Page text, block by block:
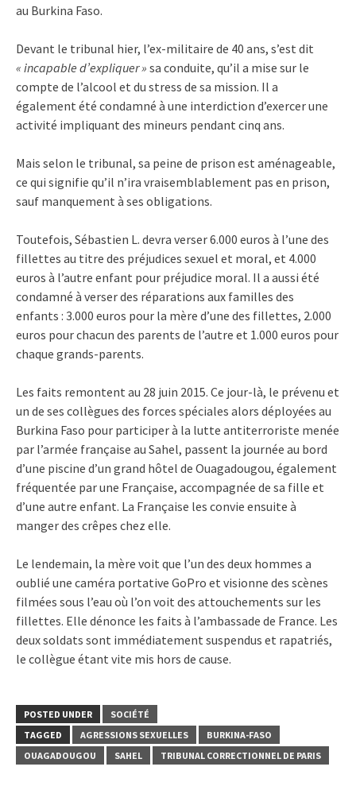
au Burkina Faso.
Devant le tribunal hier, l’ex-militaire de 40 ans, s’est dit
« incapable d’expliquer » sa conduite, qu’il a mise sur le
compte de l’alcool et du stress de sa mission. Il a
également été condamné à une interdiction d’exercer une
activité impliquant des mineurs pendant cinq ans.
Mais selon le tribunal, sa peine de prison est aménageable,
ce qui signifie qu’il n’ira vraisemblablement pas en prison,
sauf manquement à ses obligations.
Toutefois, Sébastien L. devra verser 6.000 euros à l’une des
fillettes au titre des préjudices sexuel et moral, et 4.000
euros à l’autre enfant pour préjudice moral. Il a aussi été
condamné à verser des réparations aux familles des
enfants : 3.000 euros pour la mère d’une des fillettes, 2.000
euros pour chacun des parents de l’autre et 1.000 euros pour
chaque grands-parents.
Les faits remontent au 28 juin 2015. Ce jour-là, le prévenu et
un de ses collègues des forces spéciales alors déployées au
Burkina Faso pour participer à la lutte antiterroriste menée
par l’armée française au Sahel, passent la journée au bord
d’une piscine d’un grand hôtel de Ouagadougou, également
fréquentée par une Française, accompagnée de sa fille et
d’une autre enfant. La Française les convie ensuite à
manger des crêpes chez elle.
Le lendemain, la mère voit que l’un des deux hommes a
oublié une caméra portative GoPro et visionne des scènes
filmées sous l’eau où l’on voit des attouchements sur les
fillettes. Elle dénonce les faits à l’ambassade de France. Les
deux soldats sont immédiatement suspendus et rapatriés,
le collègue étant vite mis hors de cause.
POSTED UNDER
SOCIÉTÉ
TAGGED
AGRESSIONS SEXUELLES
BURKINA-FASO
OUAGADOUGOU
SAHEL TRIBUNAL CORRECTIONNEL DE PARIS